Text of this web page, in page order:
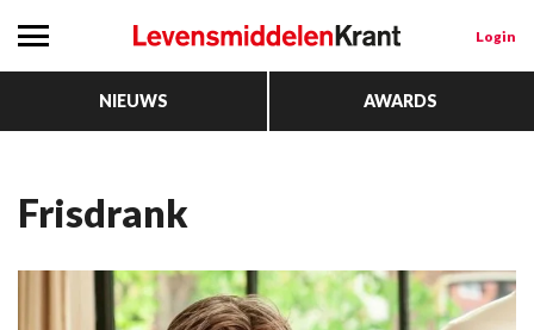
Login
NIEUWS AWARDS
frisdrank